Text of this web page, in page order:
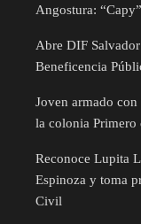
Angostura:
Abre DIF
Beneficencia
Joven armado
la colonia Primero
Reconoce Lupita
Espinoza y toma
Civil